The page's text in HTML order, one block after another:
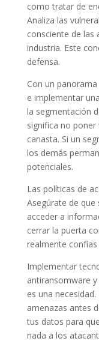
como tratar de
Analiza las
consciente de las
industria. Este
defensa.
Con un
e implementar
la segmentación
significa no
canasta. Si un
los demás
potenciales.
Las políticas de
Asegúrate de
acceder a
cerrar la puerta
realmente
Implementar
antiransomware
es una
amenazas antes
tus datos para
nada a los